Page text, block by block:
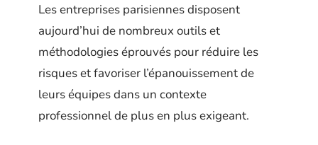
Les entreprises parisiennes disposent
aujourd’hui de nombreux outils et
méthodologies éprouvés pour réduire les
risques et favoriser l’épanouissement de
leurs équipes dans un contexte
professionnel de plus en plus exigeant.